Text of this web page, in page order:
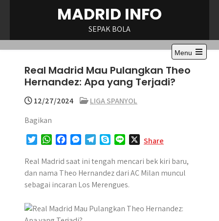
MADRID INFO
SEPAK BOLA
Menu
Open
the
main
Real Madrid Mau Pulangkan Theo
Hernandez: Apa yang Terjadi?
12/27/2024
LIGA SPANYOL
Bagikan
i
t
t
W
a
t
s
p
p
c
e
b
o
k
s
s
e
e
l
e
g
a
m
y
p
e
n
e
Share
​Real Madrid saat ini tengah mencari bek kiri baru,
dan nama Theo Hernandez dari AC Milan muncul
sebagai incaran Los Merengues.​